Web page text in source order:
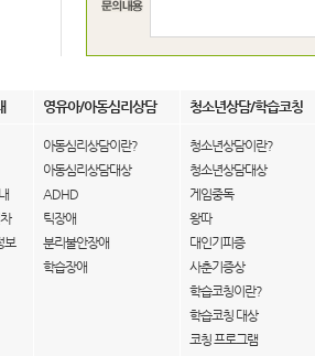
영유아/아동심리상담 청소년상담/학습코칭
보
아동심리상담이란?
아동심리상담대상
ADHD
틱장애
분리불안장애
학습장애
청소년상담이란?
청소년상담대상
게임중독
왕따
대인기피증
사춘기증상
학습코칭이란?
학습코칭 대상
코칭 프로그램